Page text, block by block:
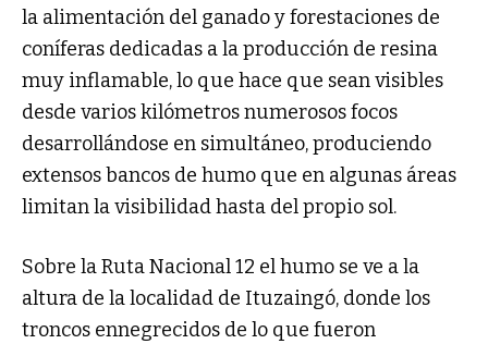
la alimentación del ganado y forestaciones de
coníferas dedicadas a la producción de resina
muy inflamable, lo que hace que sean visibles
desde varios kilómetros numerosos focos
desarrollándose en simultáneo, produciendo
extensos bancos de humo que en algunas áreas
limitan la visibilidad hasta del propio sol.
Sobre la Ruta Nacional 12 el humo se ve a la
altura de la localidad de Ituzaingó, donde los
troncos ennegrecidos de lo que fueron